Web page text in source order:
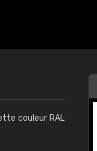
couleur RAL